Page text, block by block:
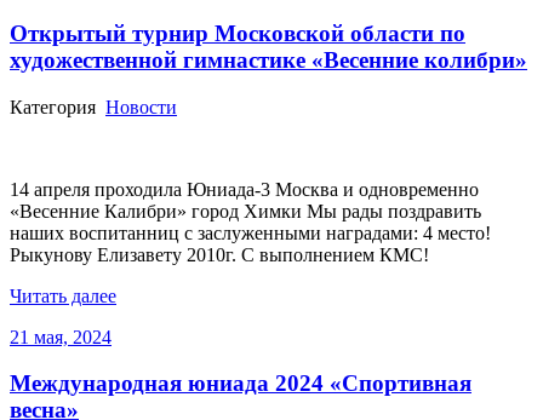
Открытый турнир Московской области по
художественной гимнастике «Весенние колибри»
Категория Новости
14 апреля проходила Юниада-3 Москва и одновременно
«Весенние Калибри» город Химки Мы рады поздравить
наших воспитанниц с заслуженными наградами: 4 место!
Рыкунову Елизавету 2010г. С выполнением КМС!
Читать далее
21 мая, 2024
Международная юниада 2024 «Спортивная
весна»